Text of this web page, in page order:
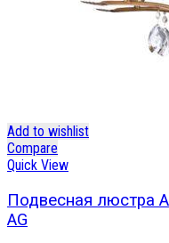
Add to wishlist
Compare
Quick View
Подвесная люстра
AG